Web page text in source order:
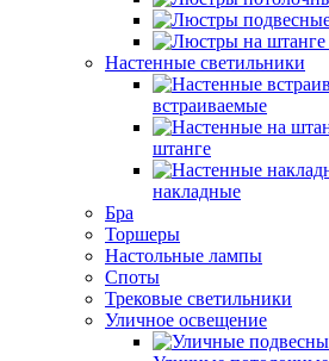
Настенные светильники
встраиваемые
штанге
накладные
Бра
Торшеры
Настольные лампы
Споты
Трековые светильники
Уличное освещение